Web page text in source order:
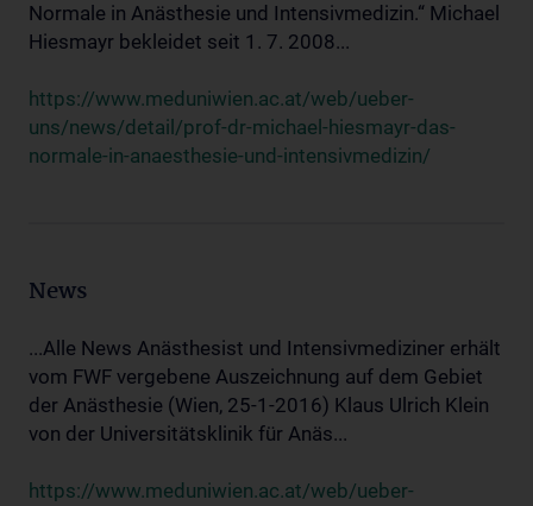
Normale in Anästhesie und Intensivmedizin.“ Michael
Hiesmayr bekleidet seit 1. 7. 2008...
https://www.meduniwien.ac.at/web/ueber-
uns/news/detail/prof-dr-michael-hiesmayr-das-
normale-in-anaesthesie-und-intensivmedizin/
News
...Alle News Anästhesist und Intensivmediziner erhält
vom FWF vergebene Auszeichnung auf dem Gebiet
der Anästhesie (Wien, 25-1-2016) Klaus Ulrich Klein
von der Universitätsklinik für Anäs...
https://www.meduniwien.ac.at/web/ueber-